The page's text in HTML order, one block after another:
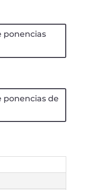
ponencias
ponencias de